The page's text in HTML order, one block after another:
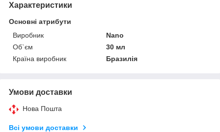
Характеристики
Основні атрибути
Виробник
Nano
Об`єм
30 мл
Країна виробник
Бразилія
Умови доставки
Нова Пошта
Всі умови доставки